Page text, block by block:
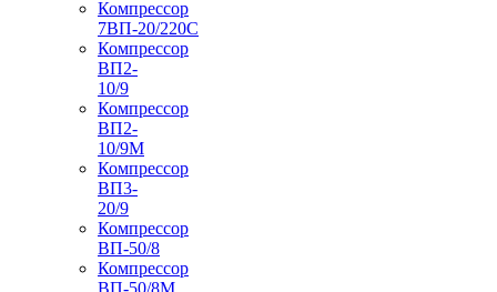
Компрессор
7ВП-20/220С
Компрессор
ВП2-
10/9
Компрессор
ВП2-
10/9М
Компрессор
ВП3-
20/9
Компрессор
ВП-50/8
Компрессор
ВП-50/8М